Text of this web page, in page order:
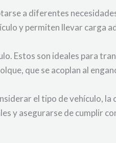
a diferentes
y permiten llevar carga
Estos son ideales para
que se acoplan al
el tipo de vehículo, la
y asegurarse de cumplir